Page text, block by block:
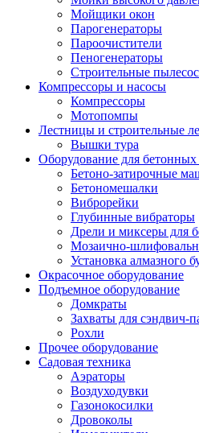
Мойщики окон
Парогенераторы
Пароочистители
Пеногенераторы
Строительные
Компрессоры и насосы
Компрессоры
Мотопомпы
Лестницы и строительные
Вышки тура
Оборудование для бетонных
Бетоно-затирочные
Бетономешалки
Виброрейки
Глубинные вибраторы
Дрели и миксеры для
Мозаично-
Установка алмазного
Окрасочное оборудование
Подъемное оборудование
Домкраты
Захваты для сэндвич-
Рохли
Прочее оборудование
Садовая техника
Аэраторы
Воздуходувки
Газонокосилки
Дровоколы